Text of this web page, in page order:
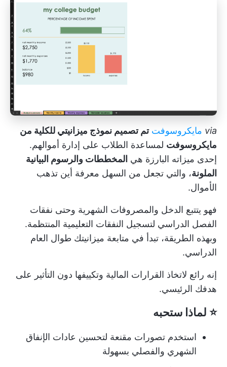
via مايكروسوفت تم تصميم نموذج ميزانيتي للكلية من
مايكروسوفت لمساعدة الطلاب على إدارة أموالهم.
إحدى ميزاته البارزة هي المخططات والرسوم البيانية
الملونة، والتي تجعل من السهل معرفة أين تذهب
الأموال.
فهو يتتبع الدخل والمصروفات الشهرية وحتى نفقات
الفصل الدراسي لتسجيل النفقات التعليمية المنتظمة.
وبهذه الطريقة، تبدأ في متابعة ميزانيتك طوال العام
الدراسي.
إنه رائع لاتخاذ القرارات المالية وتكييفها دون التأثير على
هدفك الرئيسي.
⭐ لماذا ستحبه
استخدم تصورات مقنعة لتحسين عادات الإنفاق
الشهري والفصلي بسهولة